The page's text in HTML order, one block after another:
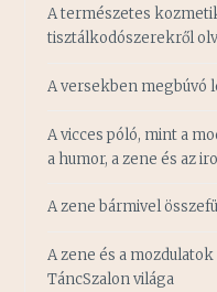
A természetes
tisztálkodószerekről
A versekben megbúvó
A vicces póló, mint a
a humor, a zene és az
A zene bármivel
A zene és a
TáncSzalon világa